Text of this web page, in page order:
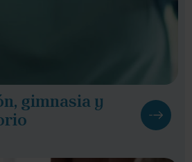
gimnasia y